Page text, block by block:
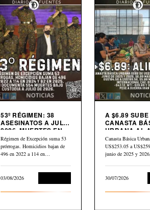
53º RÉGIMEN: 38
ASESINATOS A JULIO
2026. MUERTES EN
CÁRCEL: “554”
Régimen de Excepción suma 53
prórrogas. Homicidios bajan de
496 en 2022 a 114 en…
03/08/2026
A $6.89 SUBE
CANASTA
URBANA AL
PETRÓLEO
CAE $43
ABRIL
Canasta Básica
US$253.05 a
junio de 2025 y
30/07/2026